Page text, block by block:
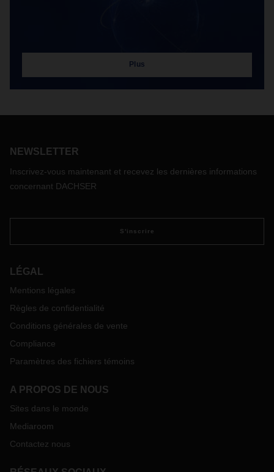
Plus
NEWSLETTER
Inscrivez-vous maintenant et recevez les dernières informations
concernant DACHSER
S'inscrire
LÉGAL
Mentions légales
Règles de confidentialité
Conditions générales de vente
Compliance
Paramètres des fichiers témoins
A PROPOS DE NOUS
Sites dans le monde
Mediaroom
Contactez nous